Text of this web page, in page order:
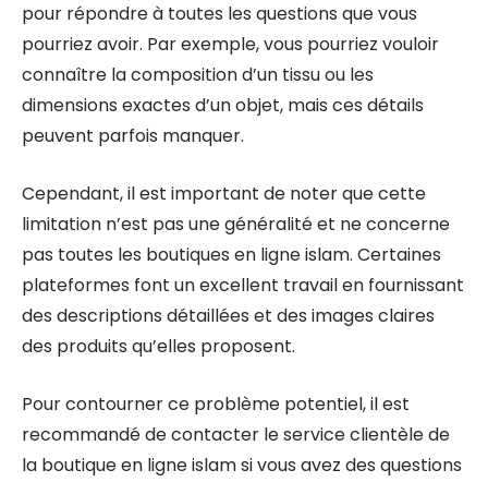
pour répondre à toutes les questions que vous
pourriez avoir. Par exemple, vous pourriez vouloir
connaître la composition d’un tissu ou les
dimensions exactes d’un objet, mais ces détails
peuvent parfois manquer.
Cependant, il est important de noter que cette
limitation n’est pas une généralité et ne concerne
pas toutes les boutiques en ligne islam. Certaines
plateformes font un excellent travail en fournissant
des descriptions détaillées et des images claires
des produits qu’elles proposent.
Pour contourner ce problème potentiel, il est
recommandé de contacter le service clientèle de
la boutique en ligne islam si vous avez des questions